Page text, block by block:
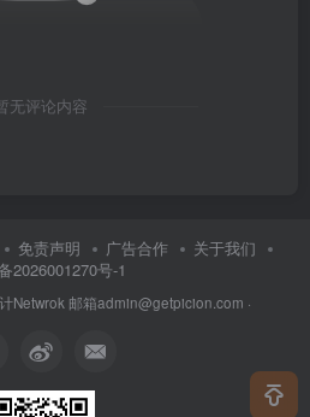
无评论内容
免责声明 广告合作
关于我们
2026001270号-1
Netwrok 邮箱admin@getpicion.com ·